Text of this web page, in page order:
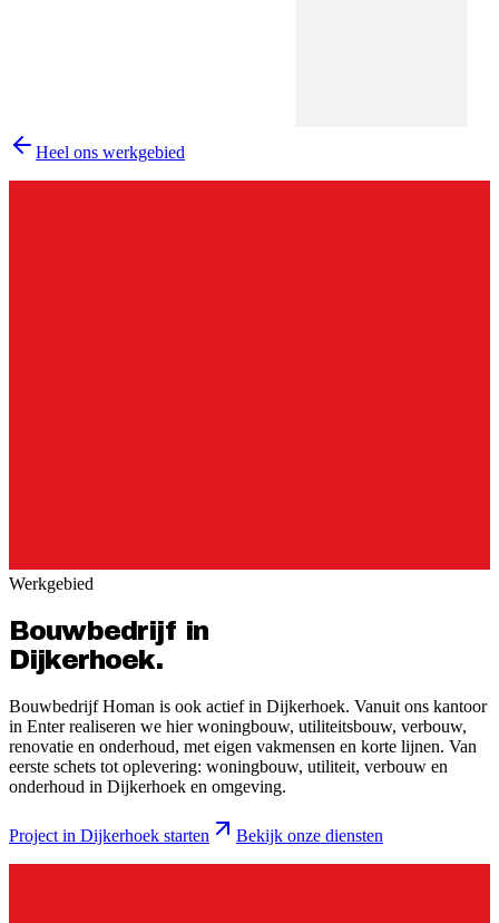
Heel ons werkgebied
Werkgebied
Bouwbedrijf in
Dijkerhoek.
Bouwbedrijf Homan is ook actief in Dijkerhoek. Vanuit ons kantoor
in Enter realiseren we hier woningbouw, utiliteitsbouw, verbouw,
renovatie en onderhoud, met eigen vakmensen en korte lijnen. Van
eerste schets tot oplevering: woningbouw, utiliteit, verbouw en
onderhoud in Dijkerhoek en omgeving.
Project in Dijkerhoek starten Bekijk onze diensten